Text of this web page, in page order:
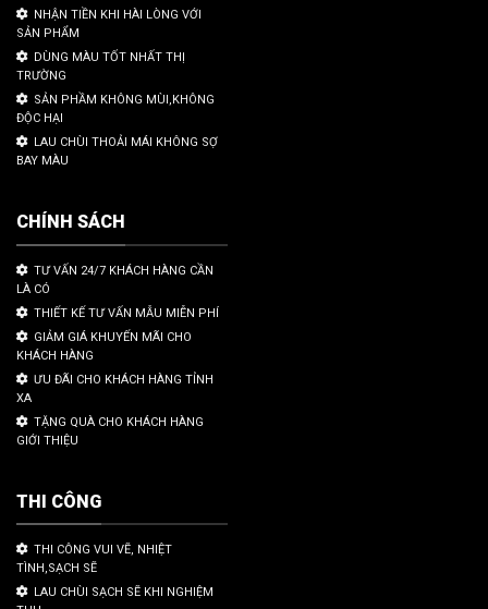
NHẬN TIỀN KHI HÀI LÒNG VỚI
SẢN PHẨM
DÙNG MÀU TỐT NHẤT THỊ
TRƯỜNG
SẢN PHẦM KHÔNG MÙI,KHÔNG
ĐỘC HẠI
LAU CHÙI THOẢI MÁI KHÔNG SỢ
BAY MÀU
CHÍNH SÁCH
TƯ VẤN 24/7 KHÁCH HÀNG CẦN
LÀ CÓ
THIẾT KẾ TƯ VẤN MẪU MIỄN PHÍ
GIẢM GIÁ KHUYẾN MÃI CHO
KHÁCH HÀNG
ƯU ĐÃI CHO KHÁCH HÀNG TỈNH
XA
TẶNG QUÀ CHO KHÁCH HÀNG
GIỚI THIỆU
THI CÔNG
THI CÔNG VUI VẼ, NHIỆT
TÌNH,SẠCH SẼ
LAU CHÙI SẠCH SẼ KHI NGHIỆM